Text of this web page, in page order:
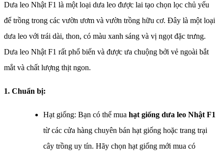
Dưa leo Nhật F1 là một loại dưa leo được lai tạo chọn lọc chủ yếu
để trồng trong các vườn ươm và vườn trồng hữu cơ. Đây là một loại
dưa leo với trái dài, thon, có màu xanh sáng và vị ngọt đặc trưng.
Dưa leo Nhật F1 rất phổ biến và được ưa chuộng bởi vẻ ngoài bắt
mắt và chất lượng thịt ngon.
1. Chuẩn bị:
Hạt giống: Bạn có thể mua hạt giống dưa leo Nhật F1
từ các cửa hàng chuyên bán hạt giống hoặc trang trại
cây trồng uy tín. Hãy chọn hạt giống mới mua có